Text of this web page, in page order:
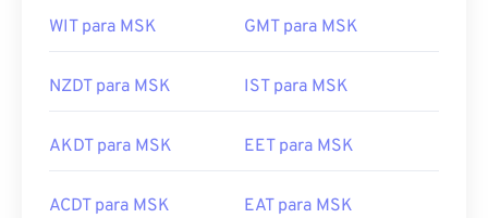
WIT para MSK GMT para MSK
NZDT para MSK IST para MSK
AKDT para MSK EET para MSK
ACDT para MSK EAT para MSK